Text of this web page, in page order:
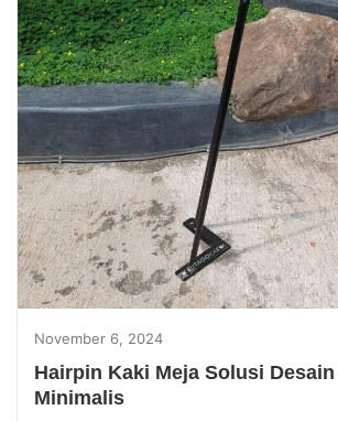
November 6, 2024
Hairpin Kaki Meja Solusi
Minimalis